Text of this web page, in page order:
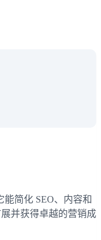
能简化 SEO、内容和
并获得卓越的营销成